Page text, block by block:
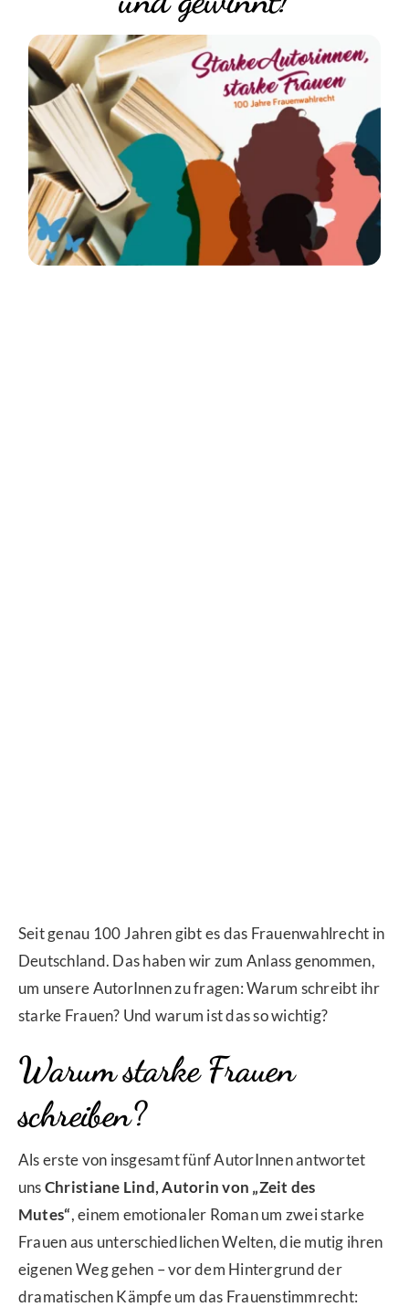
Seit genau 100 Jahren gibt es das Frauenwahlrecht in
Deutschland. Das haben wir zum Anlass genommen,
um unsere AutorInnen zu fragen: Warum schreibt ihr
starke Frauen? Und warum ist das so wichtig?
Warum starke Frauen
schreiben?
Als erste von insgesamt fünf AutorInnen antwortet
unsChristiane Lind, Autorin von „Zeit des
Mutes“, einem emotionaler Roman um zwei starke
Frauen aus unterschiedlichen Welten, die mutig ihren
eigenen Weg gehen – vor dem Hintergrund der
dramatischen Kämpfe um das Frauenstimmrecht: